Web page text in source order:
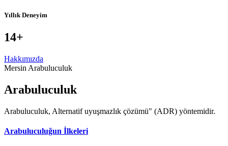
Yıllık Deneyim
14+
Hakkımızda
Mersin Arabuluculuk
Arabuluculuk
Arabuluculuk, Alternatif uyuşmazlık çözümü" (ADR) yöntemidir.
Arabuluculuğun İlkeleri